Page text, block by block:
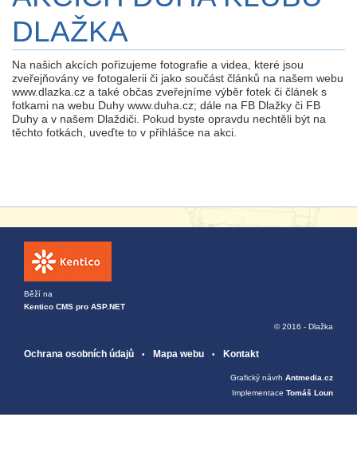
DLAŽKA
Na našich akcích pořizujeme fotografie a videa, které jsou
zveřejňovány ve fotogalerii či jako součást článků na našem webu
www.dlazka.cz a také občas zveřejníme výběr fotek či článek s
fotkami na webu Duhy www.duha.cz; dále na FB Dlažky či FB
Duhy a v našem Dlaždiči. Pokud byste opravdu nechtěli být na
těchto fotkách, uveďte to v přihlášce na akci.
Běží na
Kentico CMS pro ASP.NET
© 2016 - Dlažka
Ochrana osobních údajů Mapa webu Kontakt
Grafický návrh Antmedia.cz
Implementace Tomáš Loun